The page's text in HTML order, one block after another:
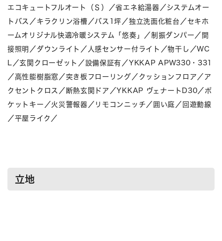
エコキュートフルオート（Ｓ）／省エネ給湯器／システムオー
トバス／キラクリン浴槽／バス1坪／独立洗面化粧台／セキホ
ームオリジナル快適冷暖システム「悠奏」／制振ダンパー／間
接照明／ダウンライト／人感センサー付ライト／物干し／WC
L／玄関クローゼット／設備保証有／YKKAP APW330・331
／高性能樹脂窓／突き板フローリング／クッションフロア／ア
クセントクロス／断熱玄関ドア／YKKAP ヴェナートD30／ポ
ケットキー／火災警報器／リモコンニッチ／囲い庭／回遊動線
／平屋ライク／
立地